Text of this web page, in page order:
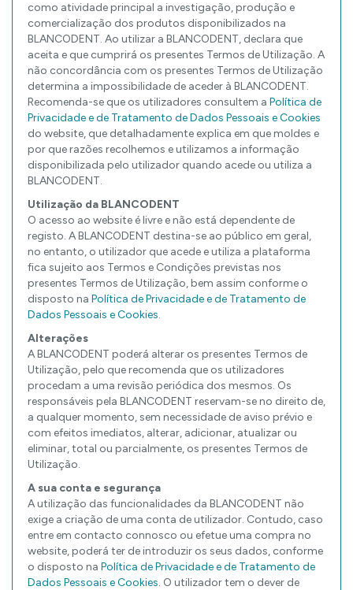
como atividade principal a investigação, produção e
comercialização dos produtos disponibilizados na
BLANCODENT. Ao utilizar a BLANCODENT, declara que
aceita e que cumprirá os presentes Termos de Utilização. A
não concordância com os presentes Termos de Utilização
determina a impossibilidade de aceder à BLANCODENT.
Recomenda-se que os utilizadores consultem a Política de
Privacidade e de Tratamento de Dados Pessoais e Cookies
do website, que detalhadamente explica em que moldes e
por que razões recolhemos e utilizamos a informação
disponibilizada pelo utilizador quando acede ou utiliza a
BLANCODENT.
Utilização da BLANCODENT
O acesso ao website é livre e não está dependente de
registo. A BLANCODENT destina-se ao público em geral,
no entanto, o utilizador que acede e utiliza a plataforma
fica sujeito aos Termos e Condições previstas nos
presentes Termos de Utilização, bem assim conforme o
disposto na Política de Privacidade e de Tratamento de
Dados Pessoais e Cookies.
Alterações
A BLANCODENT poderá alterar os presentes Termos de
Utilização, pelo que recomenda que os utilizadores
procedam a uma revisão periódica dos mesmos. Os
responsáveis pela BLANCODENT reservam-se no direito de,
a qualquer momento, sem necessidade de aviso prévio e
com efeitos imediatos, alterar, adicionar, atualizar ou
eliminar, total ou parcialmente, os presentes Termos de
Utilização.
A sua conta e segurança
A utilização das funcionalidades da BLANCODENT não
exige a criação de uma conta de utilizador. Contudo, caso
entre em contacto connosco ou efetue uma compra no
website, poderá ter de introduzir os seus dados, conforme
o disposto na Política de Privacidade e de Tratamento de
Dados Pessoais e Cookies. O utilizador tem o dever de